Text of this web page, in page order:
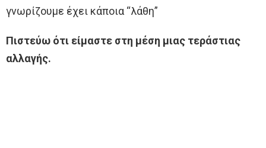
γνωρίζουμε έχει κάποια “λάθη”
Πιστεύω ότι είμαστε στη μέση μιας τεράστιας
αλλαγής.